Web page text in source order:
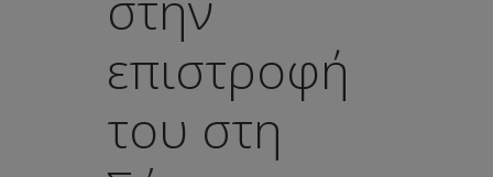
επιστροφή
του στη